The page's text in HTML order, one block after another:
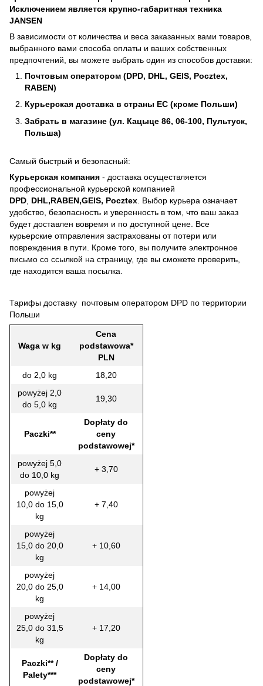
Исключением является крупно-габаритная техника
JANSEN
В зависимости от количества и веса заказанных вами товаров,
выбранного вами способа оплаты и ваших собственных
предпочтений, вы можете выбрать один из способов доставки:
Почтовым оператором (DPD, DHL, GEIS, Pocztex,
RABEN)
Курьерская доставка в страны ЕС (кроме Польши)
Забрать в магазине (ул. Кацыце 86, 06-100, Пультуск,
Польша)
Самый быстрый и безопасный:
Курьерская компания - доставка осуществляется
профессиональной курьерской компанией
DPD DHL,RABEN,GEIS, Pocztex . Выбор курьера означает
удобство, безопасность и уверенность в том, что ваш заказ
будет доставлен вовремя и по доступной цене. Все
курьерские отправления застрахованы от потери или
повреждения в пути. Кроме того, вы получите электронное
письмо со ссылкой на страницу, где вы сможете проверить,
где находится ваша посылка.
Тарифы доставку почтовым оператором DPD по территории
Польши
Waga w kg
Cena
podstawowa*
PLN
do 2,0 kg
18,20
powyżej 2,0
do 5,0 kg
19,30
Paczki**
Dopłaty do
ceny
podstawowej*
powyżej 5,0
do 10,0 kg
+ 3,70
powyżej
10,0 do 15,0
kg
+ 7,40
powyżej
15,0 do 20,0
kg
+ 10,60
powyżej
20,0 do 25,0
kg
+ 14,00
powyżej
25,0 do 31,5
kg
+ 17,20
Paczki** /
Palety***
Dopłaty do
ceny
podstawowej*